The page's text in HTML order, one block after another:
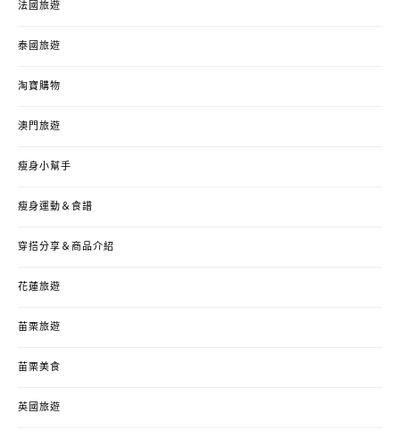
法國旅遊
泰國旅遊
淘寶購物
澳門旅遊
瘦身小幫手
瘦身運動＆食譜
穿搭分享＆商品介紹
花蓮旅遊
苗栗旅遊
苗栗美食
英國旅遊